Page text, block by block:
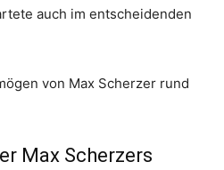
auch im entscheidenden
von Max Scherzer rund
Max Scherzers